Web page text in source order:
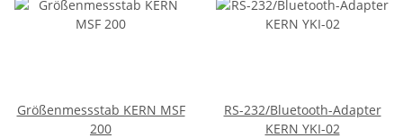
Größenmessstab KERN MSF
200
RS-232/Bluetooth-Adapter
KERN YKI-02